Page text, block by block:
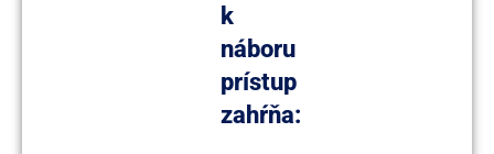
k
náboru
prístup
zahŕňa: